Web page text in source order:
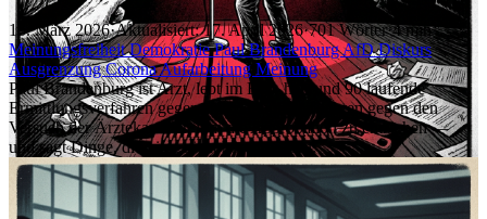
15. März 2026·Aktualisiert: 17. April 2026·701 Wörter·4 min
MeinungsfreiheitDemokratiePaul BrandenburgAfDDiskurs
AusgrenzungCoronaAufarbeitung Meinung
Paul Brandenburg ist Arzt, lebt im Exil, hat rund 90 laufende
Ermittlungsverfahren gegen sich, kämpft seit Jahren gegen den
Versuch der Ärztekammer, ihm die Approbation zu entziehen —
und sagt Dinge, die viele nicht hören wollen.